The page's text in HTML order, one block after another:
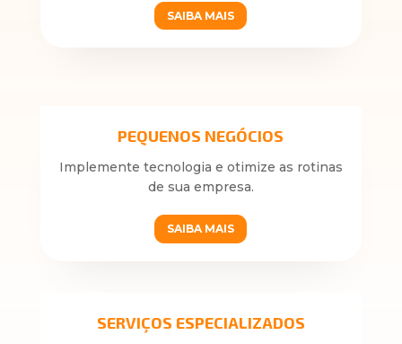
SAIBA MAIS
PEQUENOS NEGÓCIOS
Implemente tecnologia e otimize as rotinas
de sua empresa.
SAIBA MAIS
SERVIÇOS ESPECIALIZADOS